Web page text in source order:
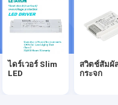
ไดร์เวอร์ Slim
LED
สวิตช์สัมผั
กระจก